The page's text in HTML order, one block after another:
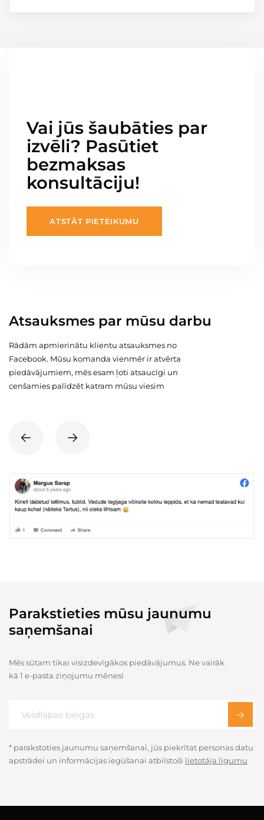
Vai jūs šaubāties par
izvēli? Pasūtiet
bezmaksas
konsultāciju!
ATSTĀT PIETEIKUMU
Atsauksmes par mūsu darbu
Rādām apmierinātu klientu atsauksmes no
Facebook. Mūsu komanda vienmēr ir atvērta
piedāvājumiem, mēs esam ļoti atsaucīgi un
cenšamies palīdzēt katram mūsu viesim
Parakstieties mūsu jaunumu
saņemšanai
Mēs sūtam tikai visizdevīgākos piedāvājumus. Ne vairāk
kā 1 e-pasta ziņojumu mēnesī
* parakstoties jaunumu saņemšanai, jūs piekrītat personas datu
apstrādei un informācijas iegūšanai atbilstoši lietotāja līgumu